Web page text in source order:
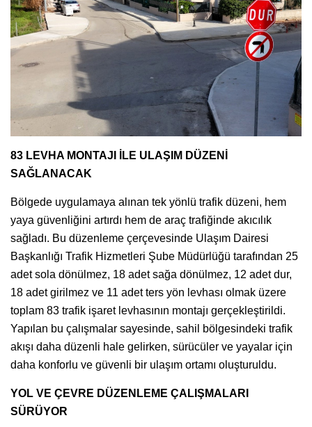
83 LEVHA MONTAJI İLE ULAŞIM DÜZENİ
SAĞLANACAK
Bölgede uygulamaya alınan tek yönlü trafik düzeni, hem
yaya güvenliğini artırdı hem de araç trafiğinde akıcılık
sağladı. Bu düzenleme çerçevesinde Ulaşım Dairesi
Başkanlığı Trafik Hizmetleri Şube Müdürlüğü tarafından 25
adet sola dönülmez, 18 adet sağa dönülmez, 12 adet dur,
18 adet girilmez ve 11 adet ters yön levhası olmak üzere
toplam 83 trafik işaret levhasının montajı gerçekleştirildi.
Yapılan bu çalışmalar sayesinde, sahil bölgesindeki trafik
akışı daha düzenli hale gelirken, sürücüler ve yayalar için
daha konforlu ve güvenli bir ulaşım ortamı oluşturuldu.
YOL VE ÇEVRE DÜZENLEME ÇALIŞMALARI
SÜRÜYOR